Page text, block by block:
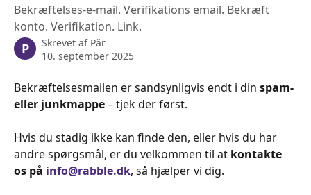
Bekræftelses-e-mail. Verifikations email. Bekræft
konto. Verifikation. Link.
P Skrevet af Pär
10. september 2025
Bekræftelsesmailen er sandsynligvis endt i din spam-
eller junkmappe – tjek der først.
Hvis du stadig ikke kan finde den, eller hvis du har
andre spørgsmål, er du velkommen til at kontakte
os på info@rabble.dk, så hjælper vi dig.